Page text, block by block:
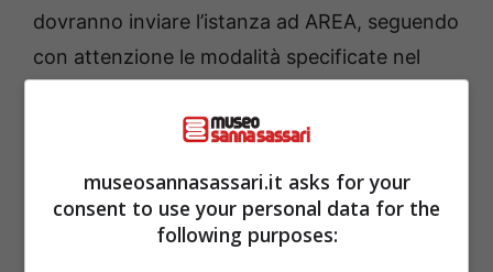
dovranno inviare l’istanza ad AREA, seguendo
con attenzione le modalità specificate nel
attenzione alle istruzioni per garantire una
Per maggiori informazioni e per consultare il
museosannasassari.it asks for your
consent to use your personal data for the
following purposes: